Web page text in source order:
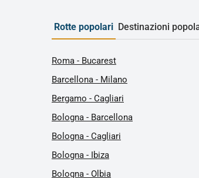
Rotte popolari Destinazioni
Roma - Bucarest
Barcellona - Milano
Bergamo - Cagliari
Bologna - Barcellona
Bologna - Cagliari
Bologna - Ibiza
Bologna - Olbia